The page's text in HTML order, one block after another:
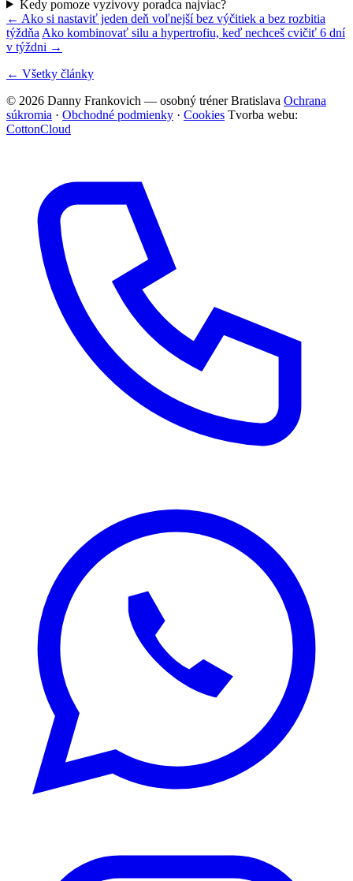
Kedy pomoze vyzivovy poradca najviac?
← Ako si nastaviť jeden deň voľnejší bez výčitiek a bez rozbitia
týždňa Ako kombinovať silu a hypertrofiu, keď nechceš cvičiť 6 dní
v týždni →
← Všetky články
© 2026 Danny Frankovich — osobný tréner Bratislava Ochrana
súkromia · Obchodné podmienky · Cookies Tvorba webu:
CottonCloud